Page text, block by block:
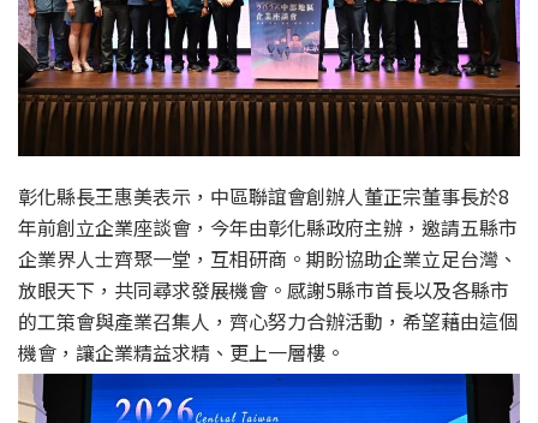
彰化縣長王惠美表示，中區聯誼會創辦人董正宗董事長於8
年前創立企業座談會，今年由彰化縣政府主辦，邀請五縣市
企業界人士齊聚一堂，互相研商。期盼協助企業立足台灣、
放眼天下，共同尋求發展機會。感謝5縣市首長以及各縣市
的工策會與產業召集人，齊心努力合辦活動，希望藉由這個
機會，讓企業精益求精、更上一層樓。